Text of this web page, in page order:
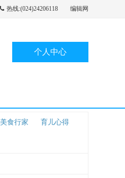
热线:(024)24206118 编辑网
个人中心
美食行家 育儿心得